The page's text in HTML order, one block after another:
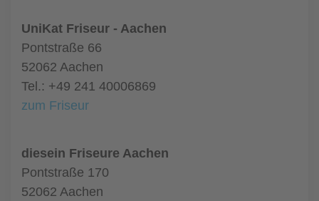
UniKat Friseur - Aachen
Pontstraße 66
52062 Aachen
Tel.: +49 241 40006869
zum Friseur
diesein Friseure Aachen
Pontstraße 170
52062 Aachen